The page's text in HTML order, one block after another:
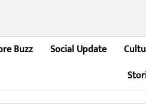
Buzz Social Update